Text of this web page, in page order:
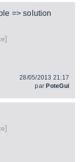
=> solution
]
28/05/2013 21:17
par PoteGui
]